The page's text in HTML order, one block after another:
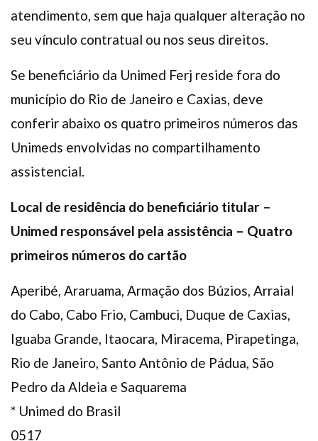
atendimento, sem que haja qualquer alteração no
seu vínculo contratual ou nos seus direitos.
Se beneficiário da Unimed Ferj reside fora do
município do Rio de Janeiro e Caxias, deve
conferir abaixo os quatro primeiros números das
Unimeds envolvidas no compartilhamento
assistencial.
Local de residência do beneficiário titular –
Unimed responsável pela assistência – Quatro
primeiros números do cartão
Aperibé, Araruama, Armação dos Búzios, Arraial
do Cabo, Cabo Frio, Cambuci, Duque de Caxias,
Iguaba Grande, Itaocara, Miracema, Pirapetinga,
Rio de Janeiro, Santo Antônio de Pádua, São
Pedro da Aldeia e Saquarema
* Unimed do Brasil
0517